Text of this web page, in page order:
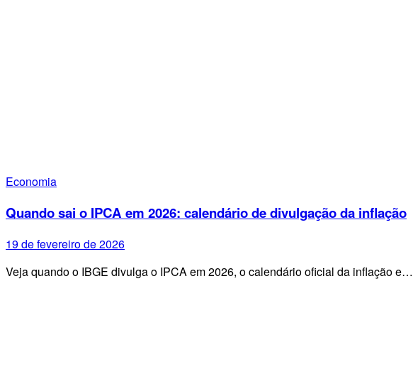
Economia
Quando sai o IPCA em 2026: calendário de divulgação da inflação
19 de fevereiro de 2026
Veja quando o IBGE divulga o IPCA em 2026, o calendário oficial da inflação e…